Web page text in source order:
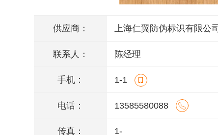
供应商： 上海仁翼防伪标识有限公司
联系人： 陈经理
手机： 1-1
电话： 13585580088
传真： 1-